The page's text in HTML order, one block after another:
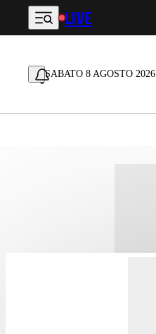
Vai al contenuto principale
LIVE
SABATO 8 AGOSTO 2026